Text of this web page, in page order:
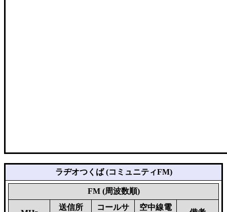
ラヂオつくば (コミュニティFM)
FM (周波数順)
送信所 コールサ 空中線電